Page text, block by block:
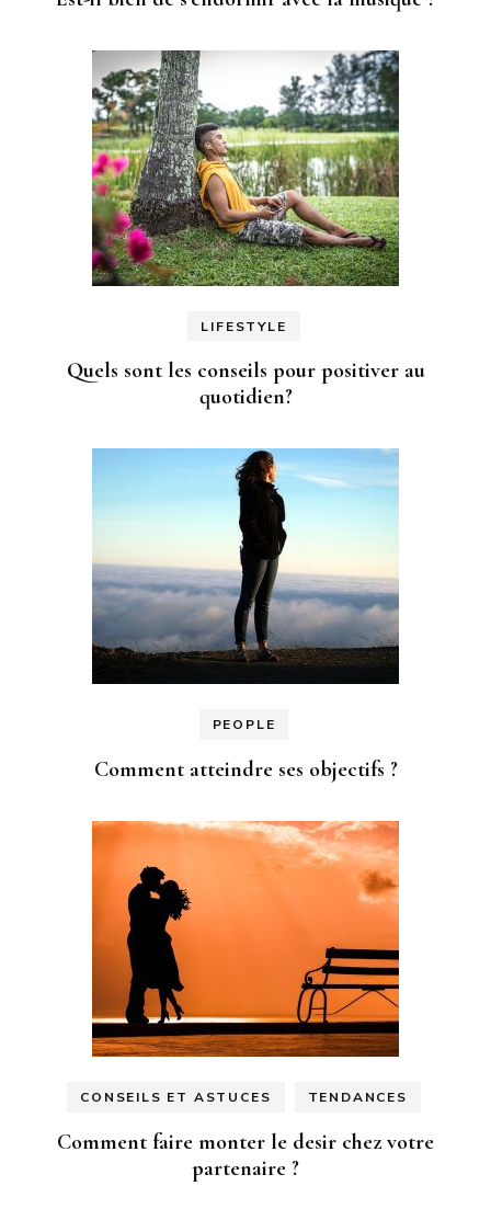
LIFESTYLE
Quels sont les conseils pour positiver au
quotidien?
PEOPLE
Comment atteindre ses objectifs ?
CONSEILS ET ASTUCES TENDANCES
Comment faire monter le desir chez votre
partenaire ?